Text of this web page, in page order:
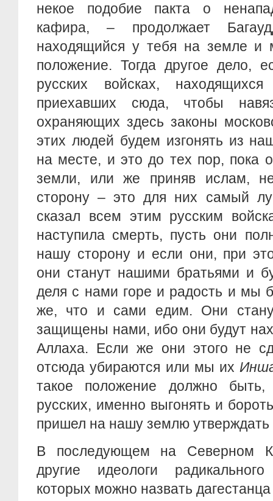
некое подобие пакта о
кафира, – продолжает
находящийся у тебя на земле и
положение. Тогда другое дело,
русских войсках,
приехавших сюда, чтобы
охраняющих здесь законы
этих людей будем изгонять из
на месте, и это до тех пор, пока
земли, или же приняв ислам,
сторону – это для них самый
сказал всем этим русским
наступила смерть, пусть они
нашу сторону и если они, при
они станут нашими братьями и
деля с нами горе и радость и мы
же, что и сами едим. Они
защищены нами, ибо они будут
Аллаха. Если же они этого не
отсюда убираются или мы их
такое положение должно
русских, именно выгонять и
пришел на нашу землю
В последующем на Северном
другие идеологи
которых можно назвать